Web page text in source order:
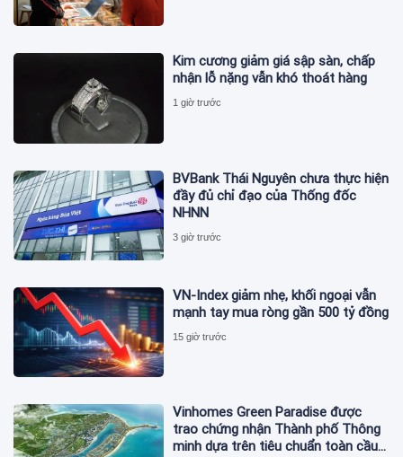
Kim cương giảm giá sập sàn, chấp
nhận lỗ nặng vẫn khó thoát hàng
1 giờ trước
BVBank Thái Nguyên chưa thực hiện
đầy đủ chỉ đạo của Thống đốc
NHNN
3 giờ trước
VN-Index giảm nhẹ, khối ngoại vẫn
mạnh tay mua ròng gần 500 tỷ đồng
15 giờ trước
Vinhomes Green Paradise được
trao chứng nhận Thành phố Thông
minh dựa trên tiêu chuẩn toàn cầu